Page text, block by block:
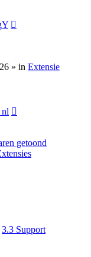
» in Extensie
getoond
3.3 Support